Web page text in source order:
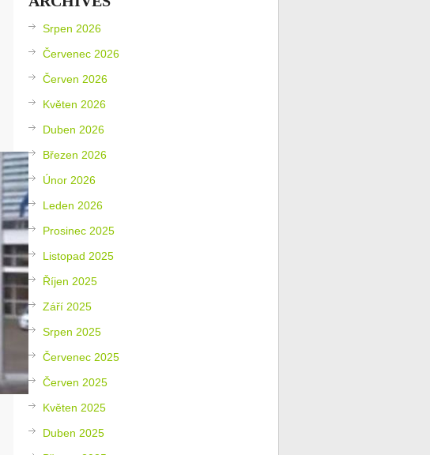
Srpen 2026
Červenec 2026
Červen 2026
Květen 2026
Duben 2026
Březen 2026
Únor 2026
Leden 2026
Prosinec 2025
Listopad 2025
Říjen 2025
Září 2025
Srpen 2025
Červenec 2025
Červen 2025
Květen 2025
Duben 2025